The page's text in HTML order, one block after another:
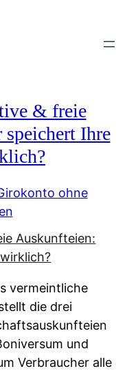
& freie
Ihre
ohne
vermeintliche
die drei
und
Verbraucher alle